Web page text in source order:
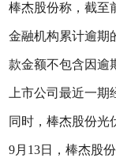
棒杰股份称，截至
金融机构累计逾期
款金额不包含因逾
上市公司最近一期
同时，棒杰股份光
9月13日，棒杰股